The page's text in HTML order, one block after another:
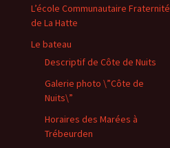
L’école Communautaire Fraternité
de La Hatte
Le bateau
Descriptif de Côte de Nuits
Galerie photo \”Côte de
Nuits\”
Horaires des Marées à
Trébeurden